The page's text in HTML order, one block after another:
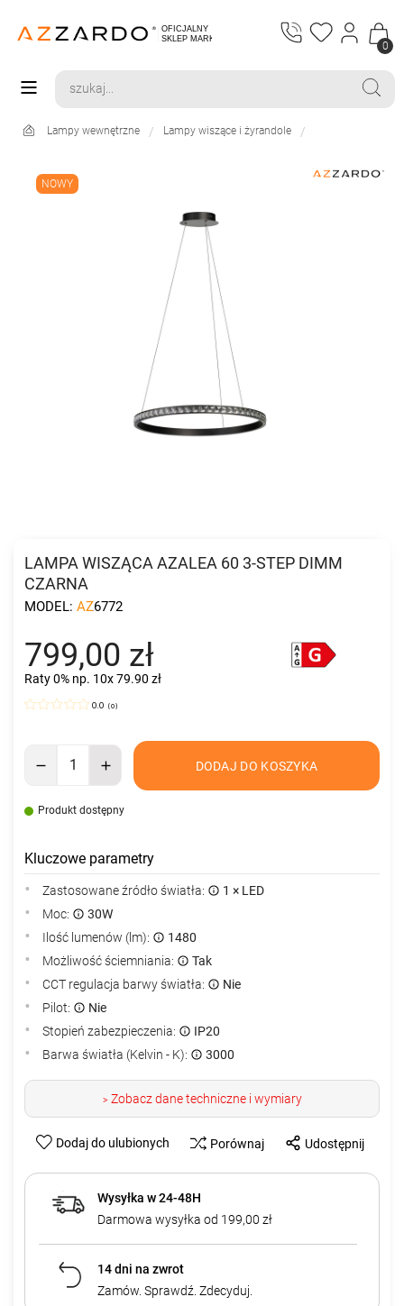
0
Lampy wewnętrzne Lampy wiszące i żyrandole
NOWY
LAMPA WISZĄCA AZALEA 60 3-STEP DIMM
CZARNA
MODEL: AZ6772
799,00 zł
Raty 0% np. 10x 79.90 zł
0.0 (0)
DODAJ DO KOSZYKA
Produkt dostępny
Kluczowe parametry
Zastosowane źródło światła:
1 × LED
Moc:
30W
Ilość lumenów (lm):
1480
Możliwość ściemniania:
Tak
CCT regulacja barwy światła:
Nie
Pilot:
Nie
Stopień zabezpieczenia:
IP20
Barwa światła (Kelvin - K):
3000
>Zobacz dane techniczne i wymiary
Dodaj do ulubionych Porównaj Udostępnij
Wysyłka w 24-48H
Darmowa wysyłka od 199,00 zł
14 dni na zwrot
Zamów. Sprawdź. Zdecyduj.